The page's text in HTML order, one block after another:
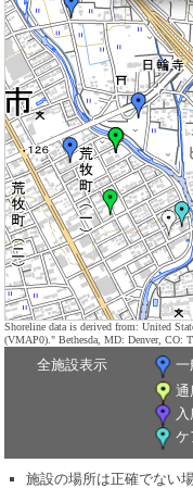
Shoreline data is derived from: United
(VMAP0)." Bethesda, MD: Denver, CO:
全施設表示 一
通
ケ
施設の場所は正確でない